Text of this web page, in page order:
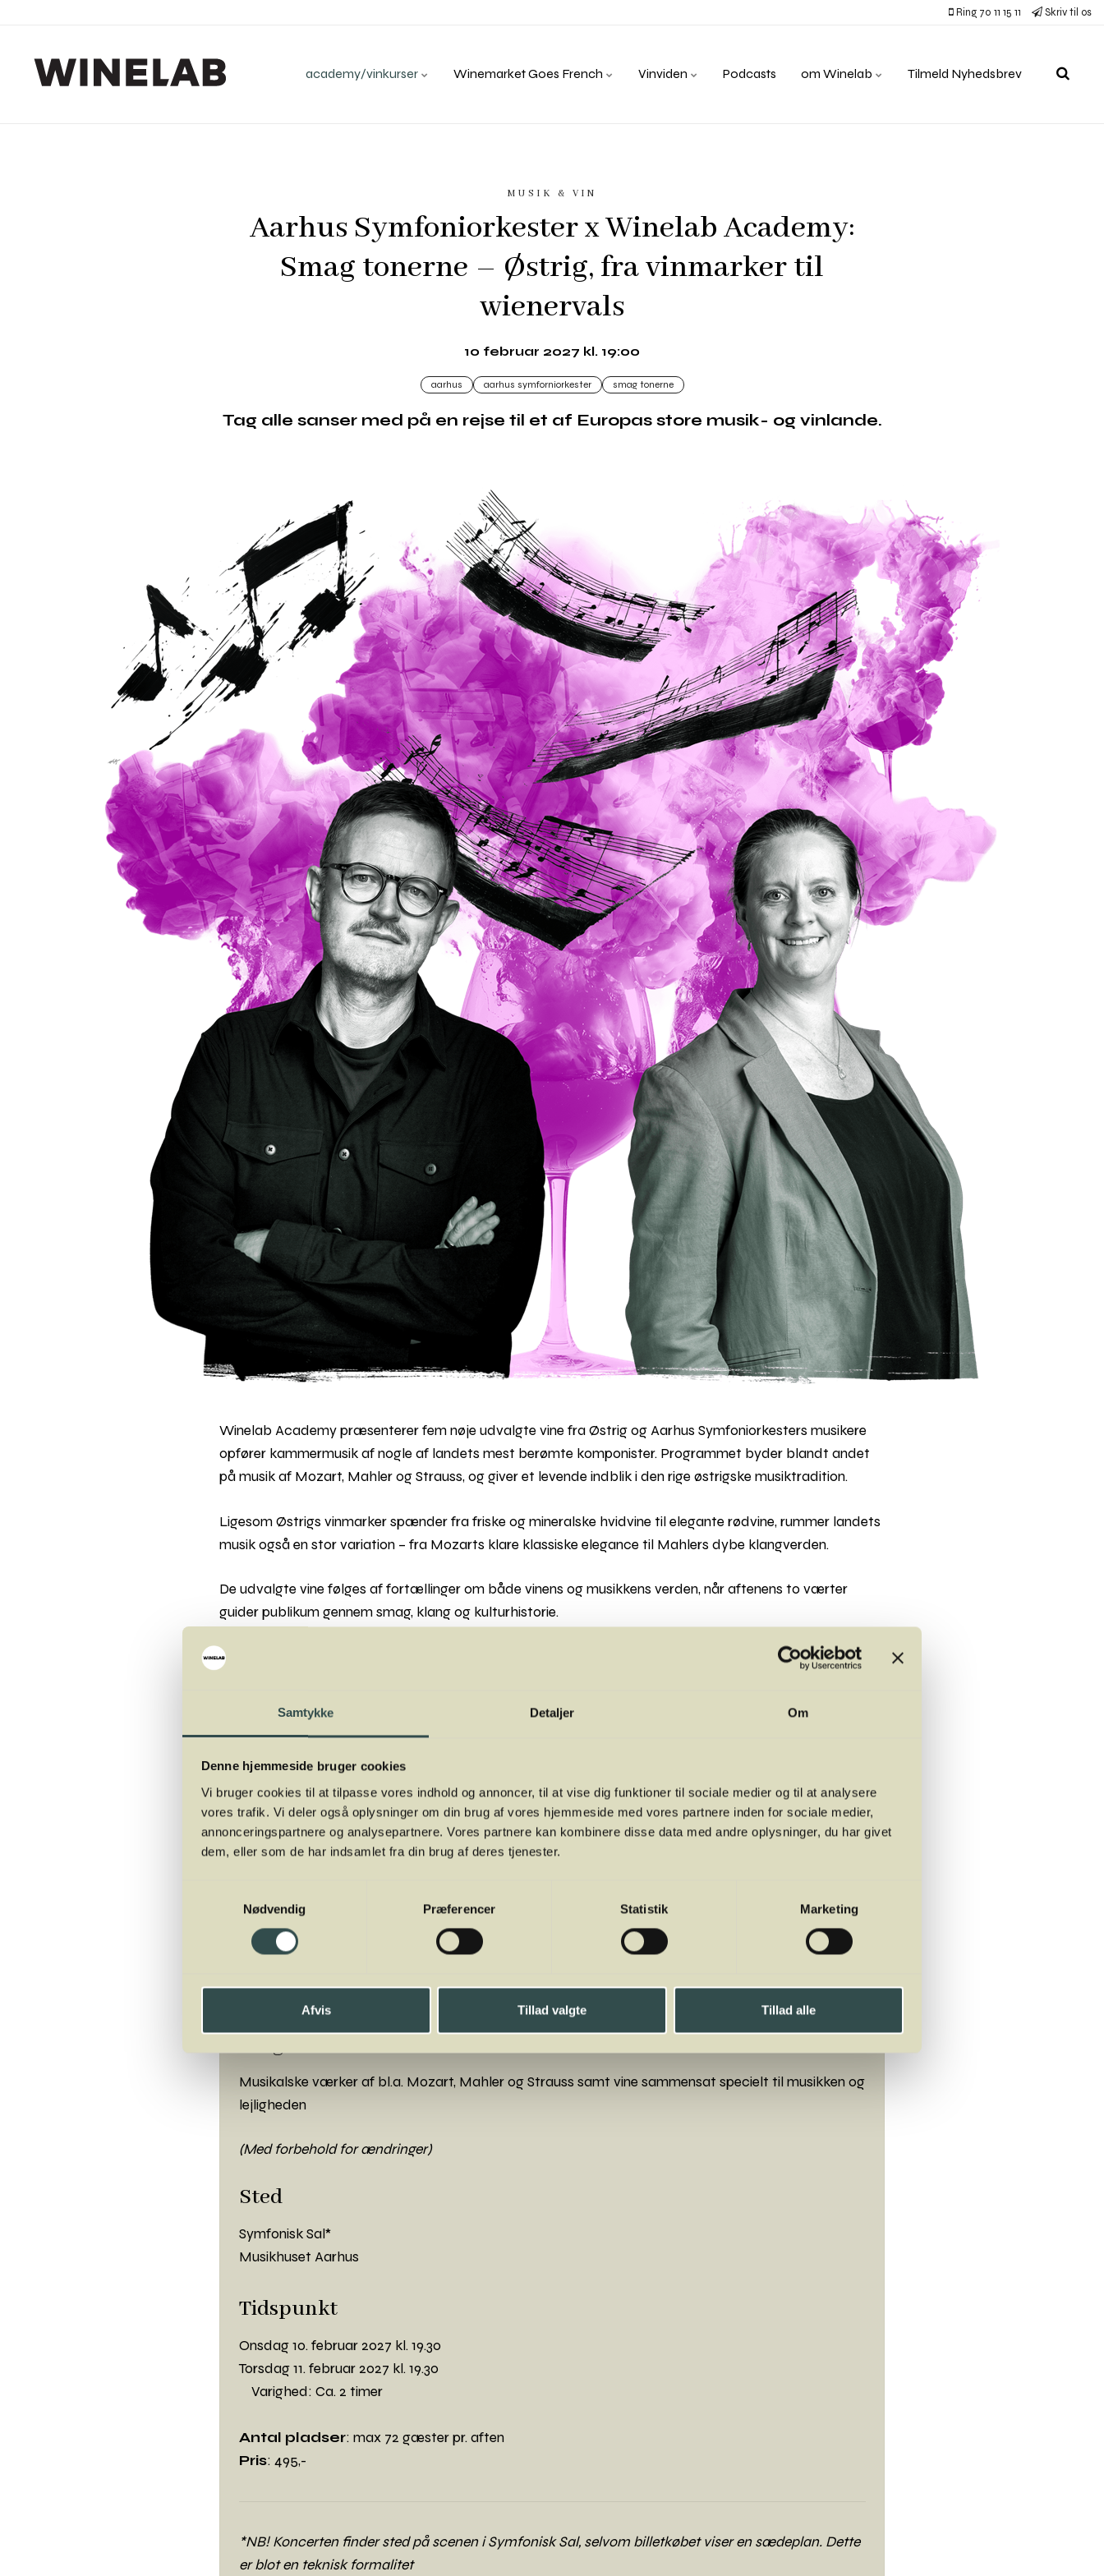
Samtykke Detaljer Om
Denne hjemmeside bruger cookies
Vi bruger cookies til at tilpasse vores indhold og annoncer, til at vise dig funktioner til sociale medier og til at analysere
vores trafik. Vi deler også oplysninger om din brug af vores hjemmeside med vores partnere inden for sociale medier,
annonceringspartnere og analysepartnere. Vores partnere kan kombinere disse data med andre oplysninger, du har givet
dem, eller som de har indsamlet fra din brug af deres tjenester.
Nødvendig
Præferencer Statistik Marketing
Afvis Tillad valgte Tillad alle
Ring 70 11 15 11 Skriv til os
academy/vinkurser Winemarket Goes French Vinviden Podcasts om Winelab Tilmeld Nyhedsbrev
MUSIK & VIN
Aarhus Symfoniorkester x Winelab Academy:
Smag tonerne – Østrig, fra vinmarker til
wienervals
10 februar 2027 kl. 19:00
aarhus aarhus symforniorkester smag tonerne
Tag alle sanser med på en rejse til et af Europas store musik- og vinlande.
Winelab Academy præsenterer fem nøje udvalgte vine fra Østrig og Aarhus Symfoniorkesters musikere
opfører kammermusik af nogle af landets mest berømte komponister. Programmet byder blandt andet
på musik af Mozart, Mahler og Strauss, og giver et levende indblik i den rige østrigske musiktradition.
Ligesom Østrigs vinmarker spænder fra friske og mineralske hvidvine til elegante rødvine, rummer landets
musik også en stor variation – fra Mozarts klare klassiske elegance til Mahlers dybe klangverden.
De udvalgte vine følges af fortællinger om både vinens og musikkens verden, når aftenens to værter
guider publikum gennem smag, klang og kulturhistorie.
Dette er ikke blot en vinsmagning eller en koncert, men en eksklusiv oplevelse, hvor hygge, gode historier
Der er kun 72 pladser pr. aften og publikum sidder helt tæt på musikerne på scenen i Symfonisk Sal i
Program + info
Værter
Aarhus Symfoniorkester
Mads Jordansen
Kammerensemble fra Aarhus Symfoniorkester
Musikalske værker af bl.a. Mozart, Mahler og Strauss samt vine sammensat specielt til musikken og
lejligheden
(Med forbehold for ændringer)
Sted
Symfonisk Sal*
Musikhuset Aarhus
Tidspunkt
Onsdag 10. februar 2027 kl. 19.30
Torsdag 11. februar 2027 kl. 19.30
Varighed: Ca. 2 timer
Antal pladser: max 72 gæster pr. aften
Pris: 495,-
*NB! Koncerten finder sted på scenen i Symfonisk Sal, selvom billetkøbet viser en sædeplan. Dette
er blot en teknisk formalitet